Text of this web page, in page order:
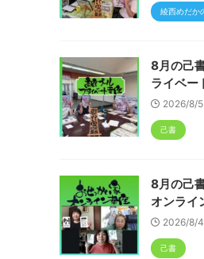
綾西めだか
8月の己
ライベー
2026/8/5
己書
8月の己
オンラ
2026/8/4
己書